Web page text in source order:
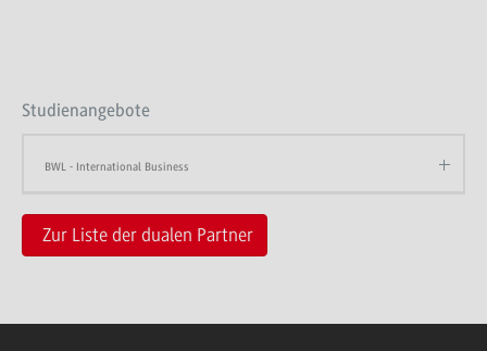
Studienangebote
BWL - International Business
Zur Liste der dualen Partner